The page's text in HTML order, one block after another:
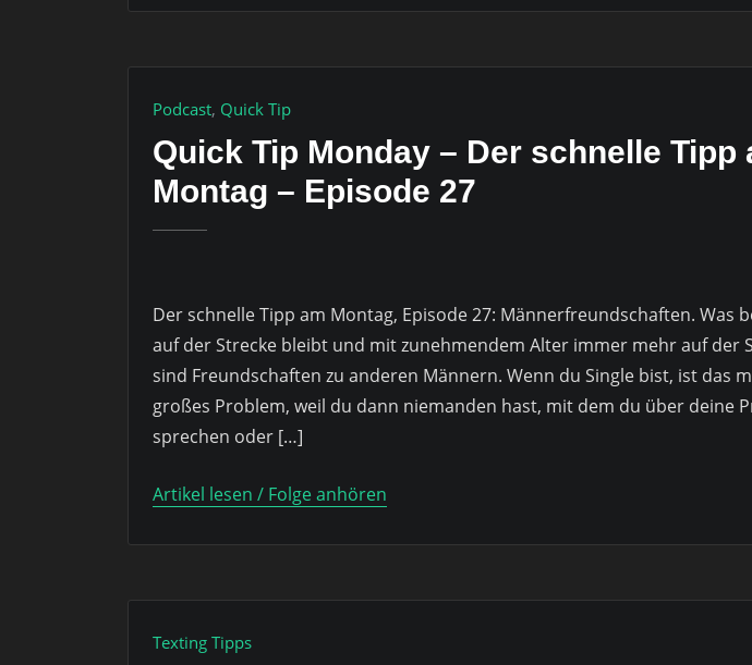
Podcast, Quick Tip
Quick Tip Monday – Der schnelle Tipp
Montag – Episode 27
Der schnelle Tipp am Montag, Episode 27: Männerfreundschaften. Was
auf der Strecke bleibt und mit zunehmendem Alter immer mehr auf der
sind Freundschaften zu anderen Männern. Wenn du Single bist, ist das
großes Problem, weil du dann niemanden hast, mit dem du über deine
sprechen oder […]
Artikel lesen / Folge anhören
Texting Tipps